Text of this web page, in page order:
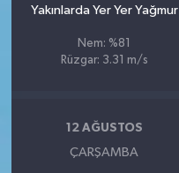
Yakınlarda Yer Yer Yağmur
Nem: %81
Rüzgar: 3.31 m/s
12 AĞUSTOS
ÇARŞAMBA